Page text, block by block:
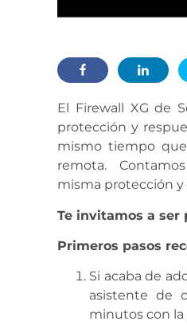
El Firewall XG de
protección y
mismo tiempo
remota.
misma protección
Te invitamos a ser
Primeros pasos
Si acaba de
asistente de
minutos con la